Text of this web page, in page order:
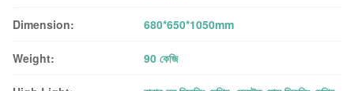
Dimension: 680*650*1050mm
Weight: 90 কেজি